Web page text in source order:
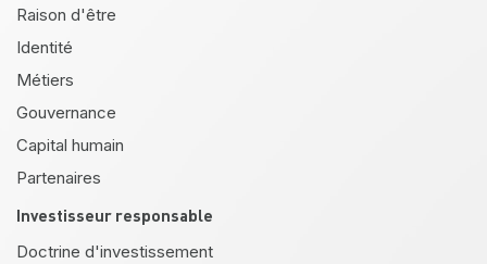
Raison d'être
Identité
Métiers
Gouvernance
Capital humain
Partenaires
Investisseur responsable
Doctrine d'investissement